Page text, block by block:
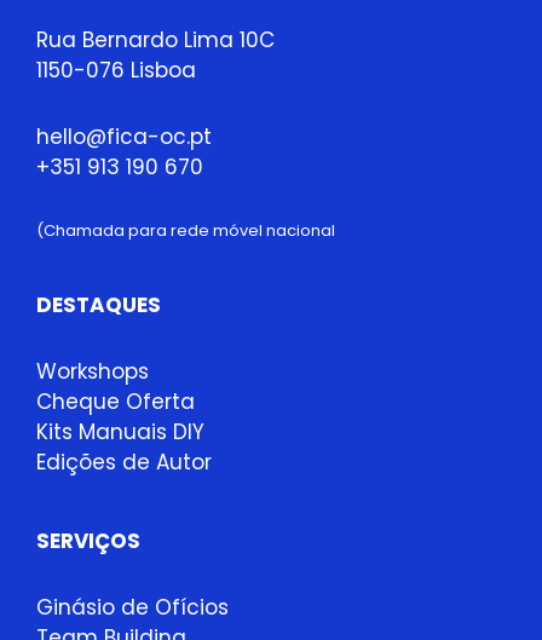
Rua Bernardo Lima 10C
1150-076 Lisboa
hello@fica-oc.pt
+351 913 190 670
(Chamada para rede móvel nacional
DESTAQUES
Workshops
Cheque Oferta
Kits Manuais DIY
Edições de Autor
SERVIÇOS
Ginásio de Ofícios